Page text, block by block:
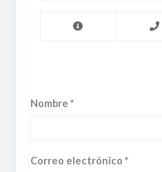
Nombre *
Correo electrónico *